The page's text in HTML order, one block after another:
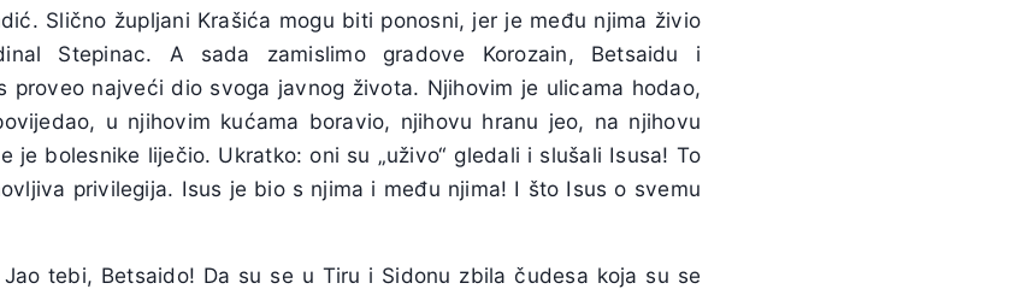
Slično župljani Krašića mogu biti ponosni, jer je među njima živio
Stepinac. A sada zamislimo gradove Korozain, Betsaidu i
proveo najveći dio svoga javnog života. Njihovim je ulicama hodao,
u njihovim kućama boravio, njihovu hranu jeo, na njihovu
je bolesnike liječio. Ukratko: oni su „uživo“ gledali i slušali Isusa! To
privilegija. Isus je bio s njima i među njima! I što Isus o svemu
Jao tebi, Betsaido! Da su se u Tiru i Sidonu zbila čudesa koja su se